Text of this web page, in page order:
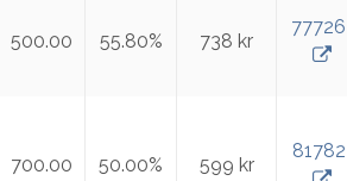
500.00 55.80% 738 kr
77726
700.00 50.00% 599 kr
81782